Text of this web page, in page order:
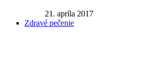
21. apríla 2017
Zdravé pečenie